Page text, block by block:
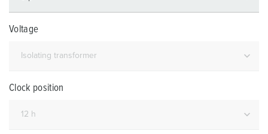
Voltage
Clock position